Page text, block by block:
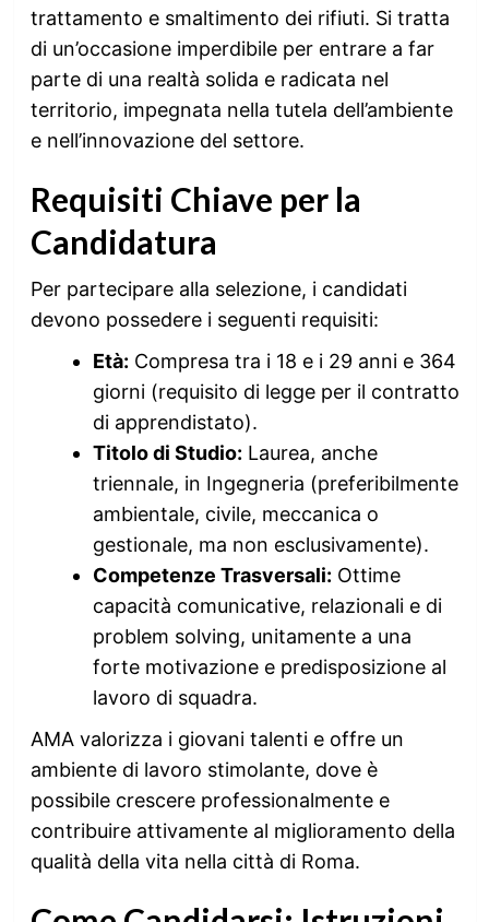
trattamento e smaltimento dei rifiuti. Si tratta
di un’occasione imperdibile per entrare a far
parte di una realtà solida e radicata nel
territorio, impegnata nella tutela dell’ambiente
e nell’innovazione del settore.
Requisiti Chiave per la
Candidatura
Per partecipare alla selezione, i candidati
devono possedere i seguenti requisiti:
Età: Compresa tra i 18 e i 29 anni e 364
giorni (requisito di legge per il contratto
di apprendistato).
Titolo di Studio: Laurea, anche
triennale, in Ingegneria (preferibilmente
ambientale, civile, meccanica o
gestionale, ma non esclusivamente).
Competenze Trasversali: Ottime
capacità comunicative, relazionali e di
problem solving, unitamente a una
forte motivazione e predisposizione al
lavoro di squadra.
AMA valorizza i giovani talenti e offre un
ambiente di lavoro stimolante, dove è
possibile crescere professionalmente e
contribuire attivamente al miglioramento della
qualità della vita nella città di Roma.